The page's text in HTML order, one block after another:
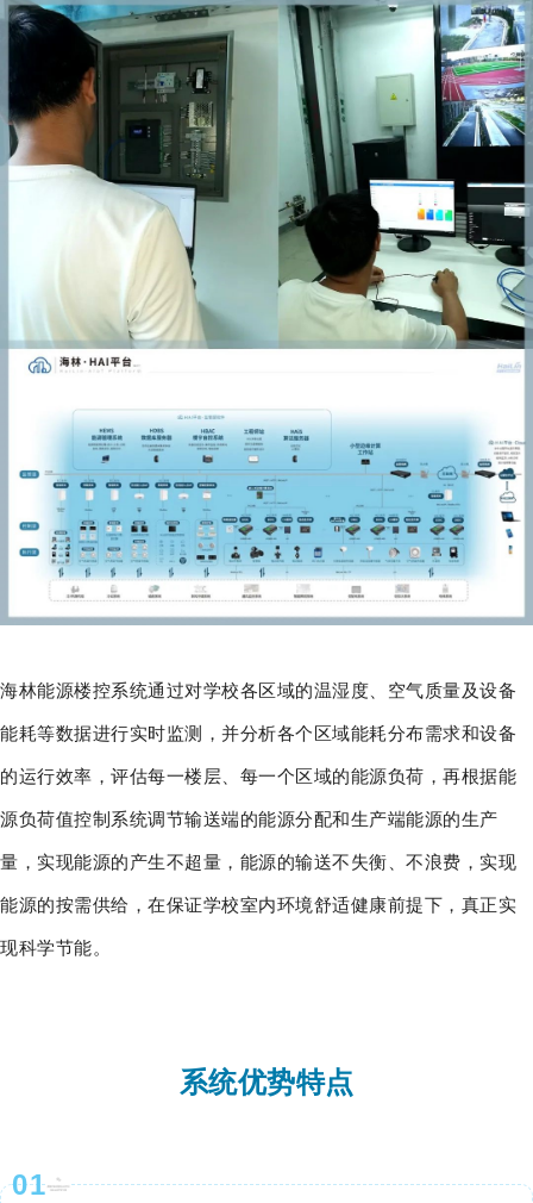
海林能源楼控系统通过对学校各区域的温湿度、空气质量及设备
能耗等数据进行实时监测，并分析各个区域能耗分布需求和设备
的运行效率，评估每一楼层、每一个区域的能源负荷，再根据能
源负荷值控制系统调节输送端的能源分配和生产端能源的生产
量，实现能源的产生不超量，能源的输送不失衡、不浪费，实现
能源的按需供给，在保证学校室内环境舒适健康前提下，真正实
现科学节能。
系统优势特点
01